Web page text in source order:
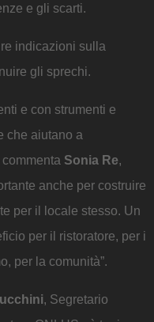
e gli scarti.
indicazioni sulla
gli sprechi.
e con strumenti e
che aiutano a
Sonia Re,
anche per costruire
per il locale stesso. Un
per il ristoratore, per i
per la comunità”.
, Segretario